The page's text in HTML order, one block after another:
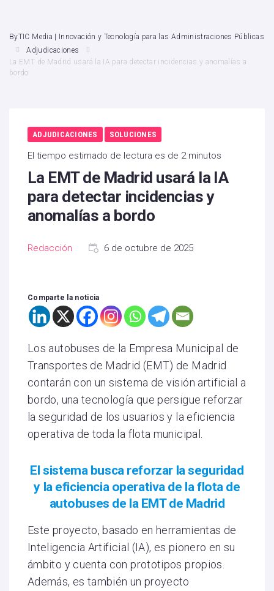
ByTIC Media | Innovación y Tecnología para las Administraciones Públicas
Adjudicaciones
La EMT de Madrid usará la IA para detectar incidencias y anomalías a
bordo
ADJUDICACIONES SOLUCIONES
El tiempo estimado de lectura es de 2 minutos
La EMT de Madrid usará la IA
para detectar incidencias y
anomalías a bordo
Redacción 6 de octubre de 2025
Comparte la noticia
Los autobuses de la Empresa Municipal de
Transportes de Madrid (EMT) de Madrid
contarán con un sistema de visión artificial a
bordo, una tecnología que persigue reforzar
la seguridad de los usuarios y la eficiencia
operativa de toda la flota municipal.
El sistema busca reforzar la seguridad
y la eficiencia operativa de la flota de
autobuses de la EMT de Madrid
Este proyecto, basado en herramientas de
Inteligencia Artificial (IA), es pionero en su
ámbito y cuenta con prototipos propios.
Además, es también un proyecto